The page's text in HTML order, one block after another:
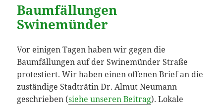
Baumfällungen
Swinemünder
Vor einigen Tagen haben wir gegen die
Baumfällungen auf der Swinemünder Straße
protestiert. Wir haben einen offenen Brief an die
zuständige Stadträtin Dr. Almut Neumann
geschrieben (siehe unseren Beitrag). Lokale